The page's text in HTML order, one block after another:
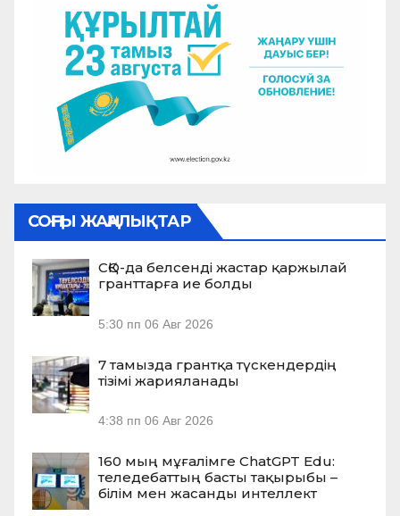
СОҢҒЫ ЖАҢАЛЫҚТАР
СҚО-да белсенді жастар қаржылай
гранттарға ие болды
5:30 пп 06 Авг 2026
7 тамызда грантқа түскендердің
тізімі жарияланады
4:38 пп 06 Авг 2026
160 мың мұғалімге ChatGPT Edu:
теледебаттың басты тақырыбы –
білім мен жасанды интеллект